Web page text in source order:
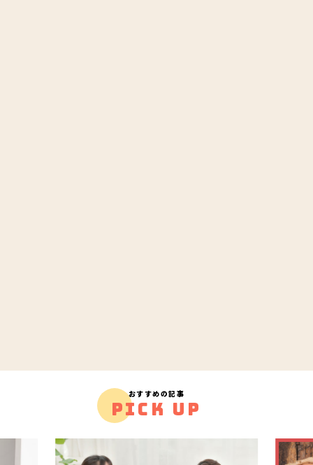
おすすめの記事
PICK UP